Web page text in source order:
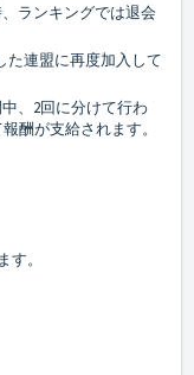
ランキングでは退会
た連盟に再度加入して
、2回に分けて行わ
酬が支給されます。
。